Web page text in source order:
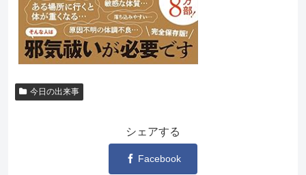
今日の出来事
シェアする
Facebook